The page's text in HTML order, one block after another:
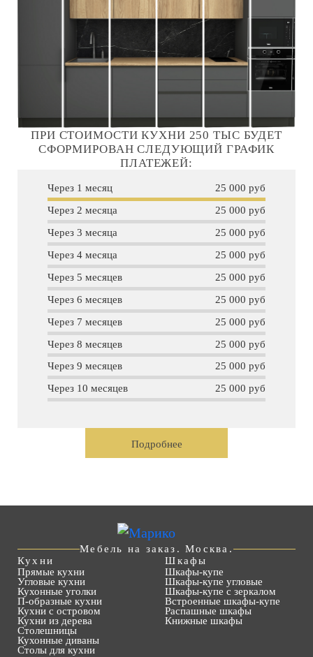
ПРИ СТОИМОСТИ КУХНИ 250 ТЫС БУДЕТ
СФОРМИРОВАН СЛЕДУЮЩИЙ ГРАФИК
ПЛАТЕЖЕЙ:
Через 1 месяц
25 000 руб
Через 2 месяца
25 000 руб
Через 3 месяца
25 000 руб
Через 4 месяца
25 000 руб
Через 5 месяцев
25 000 руб
Через 6 месяцев
25 000 руб
Через 7 месяцев
25 000 руб
Через 8 месяцев
25 000 руб
Через 9 месяцев
25 000 руб
Через 10 месяцев
25 000 руб
Подробнее
Мебель на заказ. Москва.
Кухни
Прямые кухни
Угловые кухни
Кухонные уголки
П-образные кухни
Кухни с островом
Кухни из дерева
Столешницы
Кухонные диваны
Столы для кухни
Шкафы
Шкафы-купе
Шкафы-купе угловые
Шкафы-купе с зеркалом
Встроенные шкафы-купе
Распашные шкафы
Книжные шкафы